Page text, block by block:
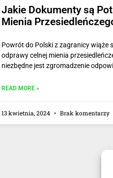
Jakie Dokumenty są
Mienia
Powrót do Polski z zagranicy wiąże
odprawy celnej mienia
niezbędne jest zgromadzenie
READ MORE »
13 kwietnia, 2024 Brak komentarzy